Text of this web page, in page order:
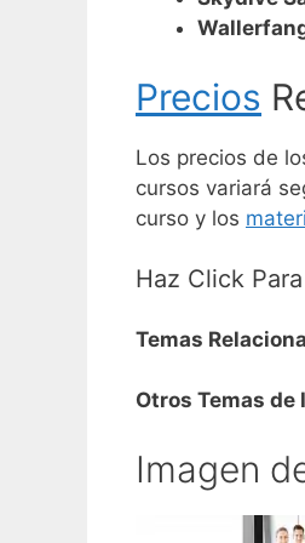
Precios
Los precios de
cursos variará
curso y los
Haz Click
Temas
Otros Temas
Imagen